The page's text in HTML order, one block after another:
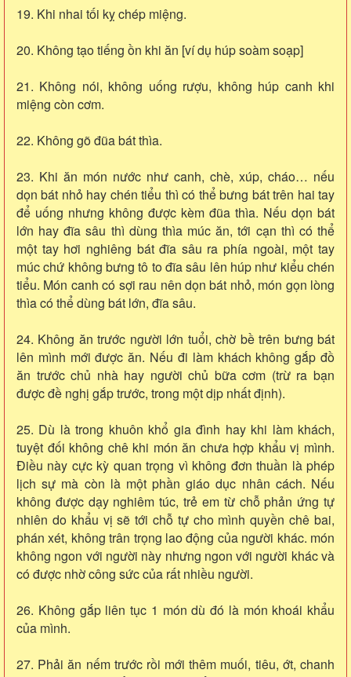
19. Khi nhai tối kỵ chép miệng.
20. Không tạo tiếng ồn khi ăn [ví dụ húp soàm soạp]
21. Không nói, không uống rượu, không húp canh khi
miệng còn cơm.
22. Không gõ đũa bát thìa.
23. Khi ăn món nước như canh, chè, xúp, cháo… nếu
dọn bát nhỏ hay chén tiểu thì có thể bưng bát trên hai tay
để uống nhưng không được kèm đũa thìa. Nếu dọn bát
lớn hay đĩa sâu thì dùng thìa múc ăn, tới cạn thì có thể
một tay hơi nghiêng bát đĩa sâu ra phía ngoài, một tay
múc chứ không bưng tô to đĩa sâu lên húp như kiểu chén
tiểu. Món canh có sợi rau nên dọn bát nhỏ, món gọn lòng
thìa có thể dùng bát lớn, đĩa sâu.
24. Không ăn trước người lớn tuổi, chờ bề trên bưng bát
lên mình mới được ăn. Nếu đi làm khách không gắp đồ
ăn trước chủ nhà hay người chủ bữa cơm (trừ ra bạn
được đề nghị gắp trước, trong một dịp nhất định).
25. Dù là trong khuôn khổ gia đình hay khi làm khách,
tuyệt đối không chê khi món ăn chưa hợp khẩu vị mình.
Điều này cực kỳ quan trọng vì không đơn thuần là phép
lịch sự mà còn là một phần giáo dục nhân cách. Nếu
không được dạy nghiêm túc, trẻ em từ chỗ phản ứng tự
nhiên do khẩu vị sẽ tới chỗ tự cho mình quyền chê bai,
phán xét, không trân trọng lao động của người khác. món
không ngon với người này nhưng ngon với người khác và
có được nhờ công sức của rất nhiều người.
26. Không gắp liên tục 1 món dù đó là món khoái khẩu
của mình.
27. Phải ăn nếm trước rồi mới thêm muối, tiêu, ớt, chanh